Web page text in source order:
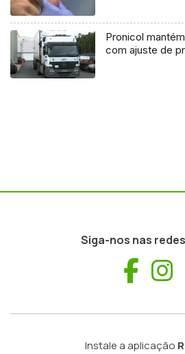
Pronicol
com ajuste de
Siga-nos nas
Instale a aplicação